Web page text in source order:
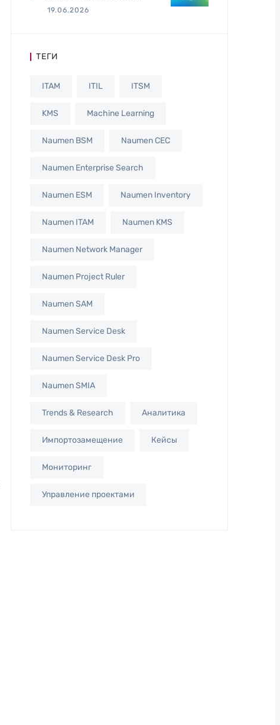
19.06.2026
ТЕГИ
ITAM ITIL ITSM
KMS Machine Learning
Naumen BSM Naumen CEC
Naumen Enterprise Search
Naumen ESM Naumen Inventory
Naumen ITAM Naumen KMS
Naumen Network Manager
Naumen Project Ruler
Naumen SAM
Naumen Service Desk
Naumen Service Desk Pro
Naumen SMIA
Trends & Research Аналитика
Импортозамещение Кейсы
Мониторинг
Управление проектами